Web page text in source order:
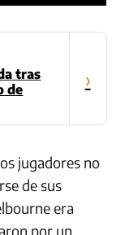
tras
de
›
jugadores no
de sus
era
por un